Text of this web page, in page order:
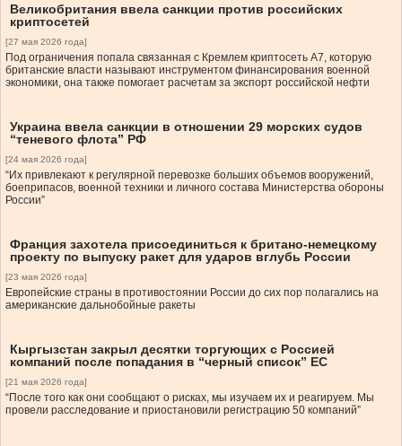
Великобритания ввела санкции против российских
криптосетей
[27 мая 2026 года]
Под ограничения попала связанная с Кремлем криптосеть A7, которую
британские власти называют инструментом финансирования военной
экономики, она также помогает расчетам за экспорт российской нефти
Украина ввела санкции в отношении 29 морских судов
“теневого флота” РФ
[24 мая 2026 года]
“Их привлекают к регулярной перевозке больших объемов вооружений,
боеприпасов, военной техники и личного состава Министерства обороны
России”
Франция захотела присоединиться к британо-немецкому
проекту по выпуску ракет для ударов вглубь России
[23 мая 2026 года]
Европейские страны в противостоянии России до сих пор полагались на
американские дальнобойные ракеты
Кыргызстан закрыл десятки торгующих с Россией
компаний после попадания в “черный список” ЕС
[21 мая 2026 года]
“После того как они сообщают о рисках, мы изучаем их и реагируем. Мы
провели расследование и приостановили регистрацию 50 компаний”